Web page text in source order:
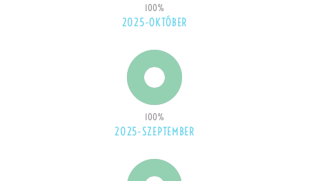
100%
2025-OKTÓBER
100%
2025-SZEPTEMBER